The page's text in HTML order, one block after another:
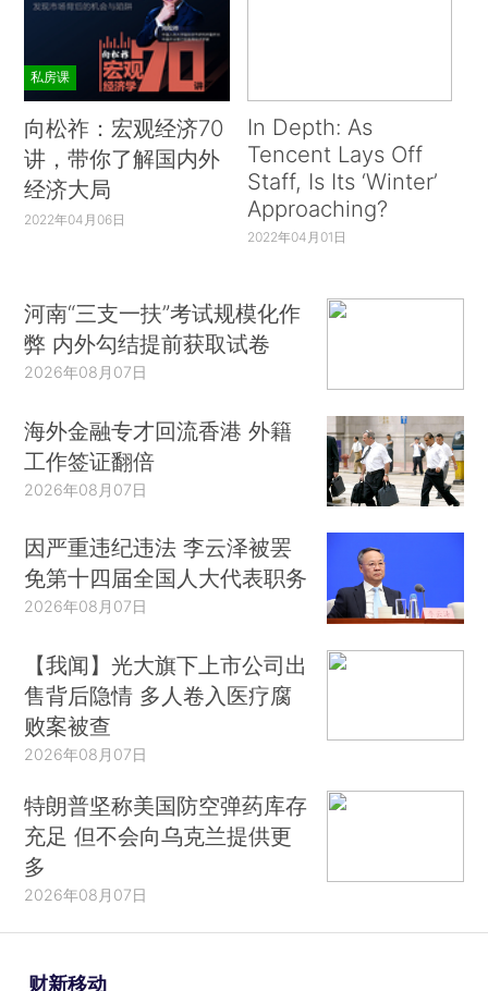
私房课
向松祚：宏观经济70
讲，带你了解国内外
经济大局
2022年04月06日
In Depth: As
Tencent Lays Off
Staff, Is Its ‘Winter’
Approaching?
2022年04月01日
河南“三支一扶”考试规模化作
弊 内外勾结提前获取试卷
2026年08月07日
海外金融专才回流香港 外籍
工作签证翻倍
2026年08月07日
因严重违纪违法 李云泽被罢
免第十四届全国人大代表职务
2026年08月07日
【我闻】光大旗下上市公司出
售背后隐情 多人卷入医疗腐
败案被查
2026年08月07日
特朗普坚称美国防空弹药库存
充足 但不会向乌克兰提供更
多
2026年08月07日
财新移动